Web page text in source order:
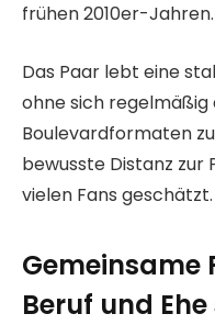
frühen 2010er-Jahren.
Das Paar lebt eine
ohne sich
Boulevardformaten
bewusste Distanz
vielen Fans geschätzt.
Gemeinsame
Beruf und